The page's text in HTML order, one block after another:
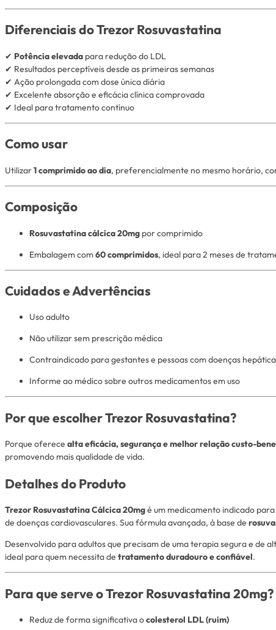
Diferenciais do Trezor Rosuvastatina
✔ Potência elevada para redução do LDL
✔ Resultados perceptíveis desde as primeiras semanas
✔ Ação prolongada com dose única diária
✔ Excelente absorção e eficácia clínica comprovada
✔ Ideal para tratamento contínuo
Como usar
Utilizar1 comprimido ao dia, preferencialmente no mesmo horário,
Composição
Rosuvastatina cálcica 20mg por comprimido
Embalagem com60 comprimidos, ideal para 2 meses de
Cuidados e Advertências
Uso adulto
Não utilizar sem prescrição médica
Contraindicado para gestantes e pessoas com doenças
Informe ao médico sobre outros medicamentos em uso
Por que escolher Trezor Rosuvastatina?
Porque oferece alta eficácia, segurança e melhor relação custo-
promovendo mais qualidade de vida.
Detalhes do Produto
Trezor Rosuvastatina Cálcica 20mgé um medicamento indicado para
de doenças cardiovasculares. Sua fórmula avançada, à base de
Desenvolvido para adultos que precisam de uma terapia segura e de
ideal para quem necessita de tratamento duradouro e confiável.
Para que serve o Trezor Rosuvastatina 20mg?
Reduz de forma significativa ocolesterol LDL (ruim)